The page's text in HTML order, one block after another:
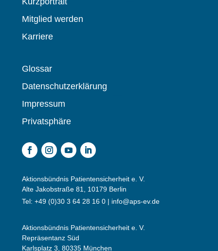
Mitglied werden
Karriere
Glossar
Datenschutzerklärung
Impressum
Privatsphäre
Aktionsbündnis Patientensicherheit e. V.
Alte Jakobstraße 81, 10179 Berlin
Tel: +49 (0)30 3 64 28 16 0 | info@aps-ev.de
Aktionsbündnis Patientensicherheit e. V.
Repräsentanz Süd
Karlsplatz 3, 80335 München